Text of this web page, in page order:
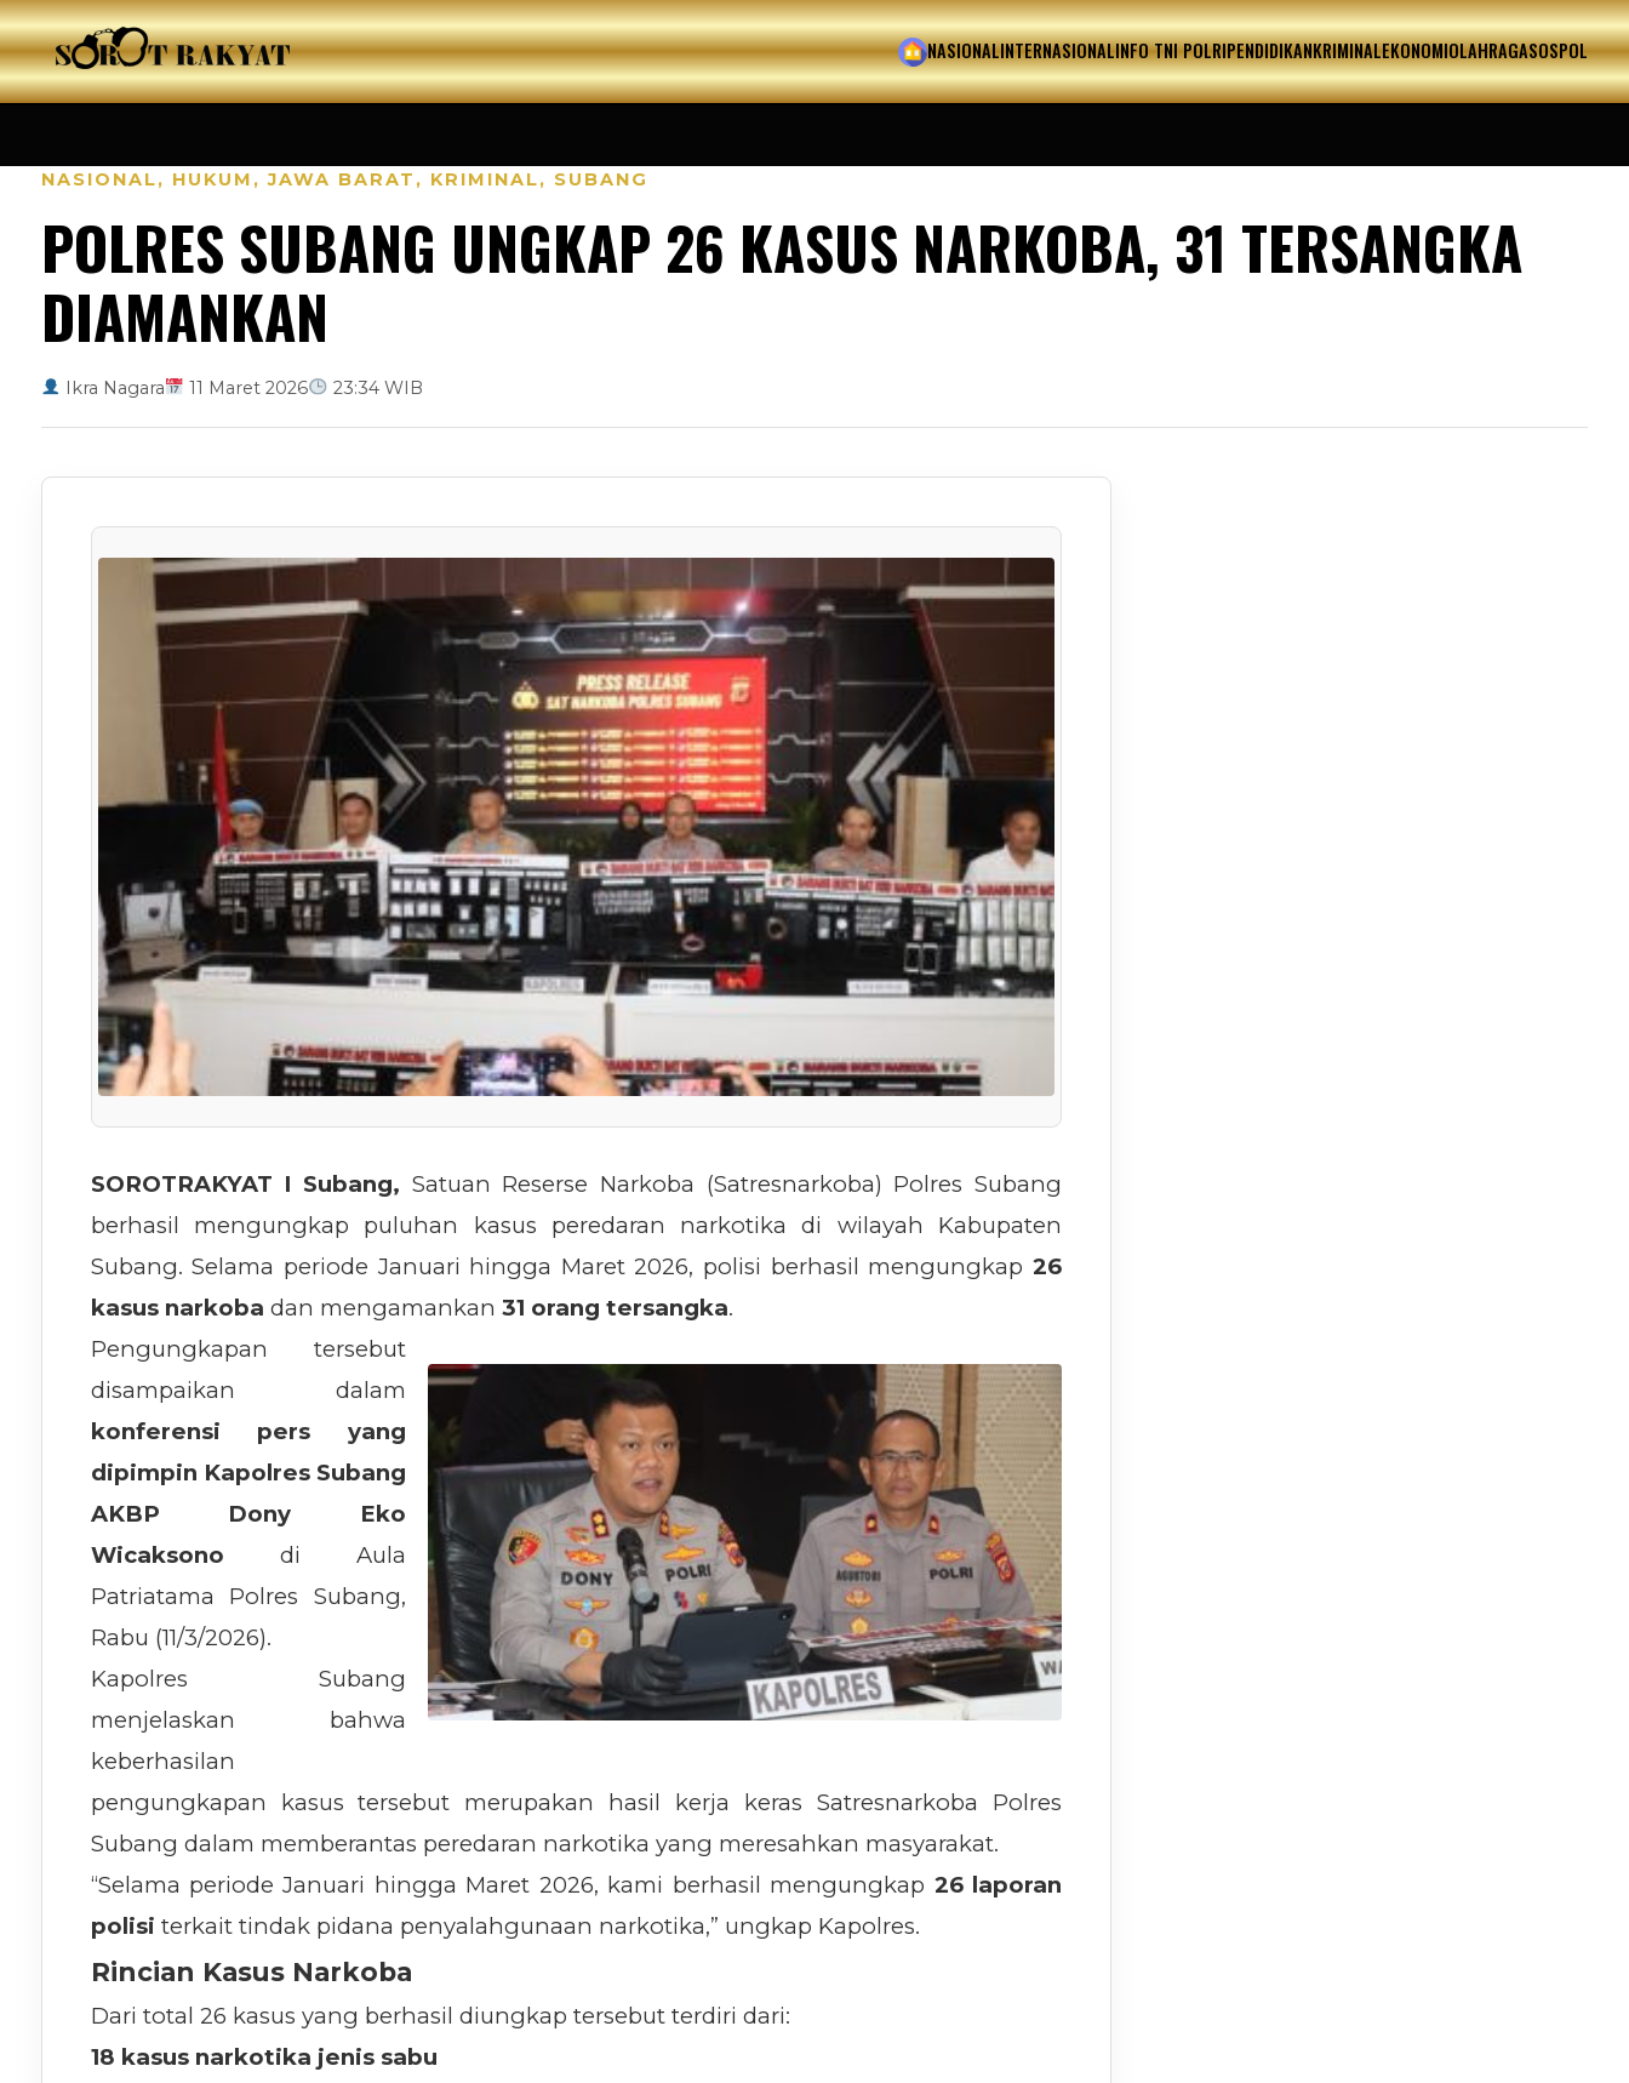
HOME
NASIONALINTERNASIONALINFO TNI POLRIPENDIDIKANKRIMINALEKONOMIOLAHRAGASOSPOL
NASIONAL, HUKUM ,JAWA BARAT , KRIMINAL, SUBANG
POLRES SUBANG UNGKAP 26 KASUS NARKOBA, 31 TERSANGKA
DIAMANKAN
Ikra Nagara 11 Maret 2026 23:34 WIB
SOROTRAKYAT I Subang, Satuan Reserse Narkoba (Satresnarkoba) Polres Subang
berhasil mengungkap puluhan kasus peredaran narkotika di wilayah Kabupaten
Subang. Selama periode Januari hingga Maret 2026, polisi berhasil mengungkap26
kasus narkoba dan mengamankan 31 orang tersangka.
Pengungkapan tersebut
disampaikan dalam
konferensi pers yang
dipimpin Kapolres Subang
AKBP Dony Eko
Wicaksono di Aula
Patriatama Polres Subang,
Rabu (11/3/2026).
Kapolres Subang
menjelaskan bahwa
keberhasilan
pengungkapan kasus tersebut merupakan hasil kerja keras Satresnarkoba Polres
Subang dalam memberantas peredaran narkotika yang meresahkan masyarakat.
“Selama periode Januari hingga Maret 2026, kami berhasil mengungkap 26 laporan
polisi terkait tindak pidana penyalahgunaan narkotika,” ungkap Kapolres.
Rincian Kasus Narkoba
Dari total 26 kasus yang berhasil diungkap tersebut terdiri dari:
18 kasus narkotika jenis sabu